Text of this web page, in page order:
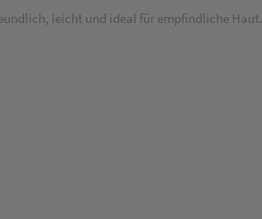
leicht und ideal für empfindliche Haut.